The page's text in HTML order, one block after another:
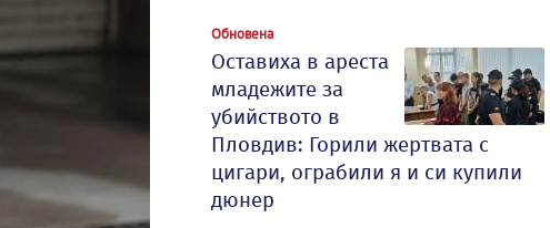
Обновена
Оставиха в ареста
младежите за
убийството в
Пловдив: Горили жертвата с
цигари, ограбили я и си купили
дюнер